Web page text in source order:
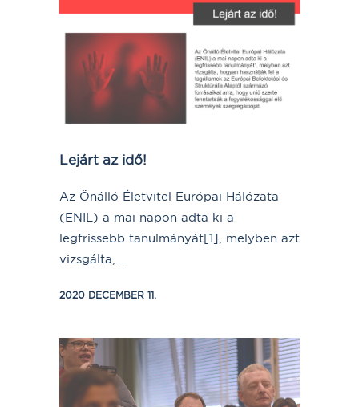
Lejárt az idő!
Az Önálló Életvitel Európai Hálózata
(ENIL) a mai napon adta ki a
legfrissebb tanulmányát[1], melyben azt
vizsgálta,...
2020 DECEMBER 11.